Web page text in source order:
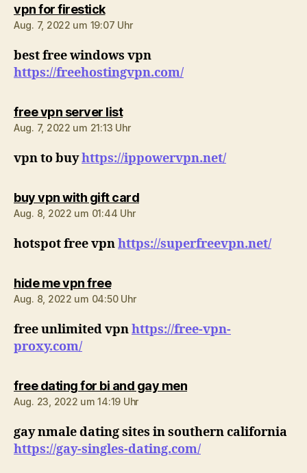
vpn for firesticksagt:
Aug. 7, 2022 um 19:07 Uhr
best free windows vpn
https://freehostingvpn.com/
free vpn server listsagt:
Aug. 7, 2022 um 21:13 Uhr
vpn to buyhttps://ippowervpn.net/
buy vpn with gift cardsagt:
Aug. 8, 2022 um 01:44 Uhr
hotspot free vpnhttps://superfreevpn.net/
hide me vpn freesagt:
Aug. 8, 2022 um 04:50 Uhr
free unlimited vpnhttps://free-vpn-
proxy.com/
free dating for bi and gay mensagt:
Aug. 23, 2022 um 14:19 Uhr
gay nmale dating sites in southern california
https://gay-singles-dating.com/